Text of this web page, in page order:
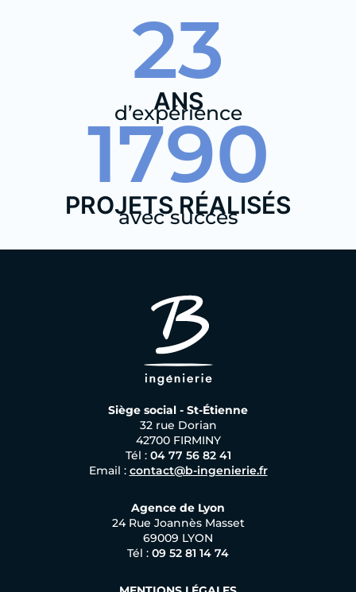
ANS
23
d’expérience
PROJETS RÉALISÉS
1790
avec succès
Siège social - St-Étienne
32 rue Dorian
42700 FIRMINY
Tél : 04 77 56 82 41
Email : contact@b-ingenierie.fr
Agence de Lyon
24 Rue Joannès Masset
69009 LYON
Tél : 09 52 81 14 74